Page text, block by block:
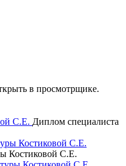
в просмотрщике.
Диплом специалиста
Костиковой С.Е.